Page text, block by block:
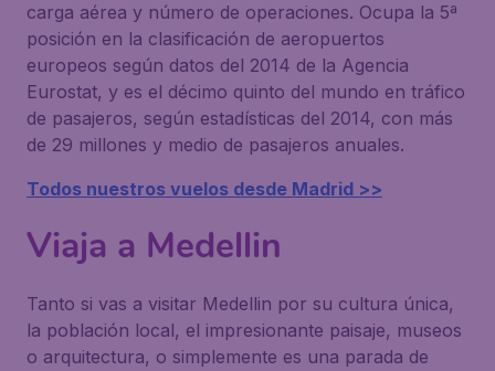
carga aérea y número de operaciones. Ocupa la 5ª
posición en la clasificación de aeropuertos
europeos según datos del 2014 de la Agencia
Eurostat, y es el décimo quinto del mundo en tráfico
de pasajeros, según estadísticas del 2014, con más
de 29 millones y medio de pasajeros anuales.
Todos nuestros vuelos desde Madrid >>
Viaja a Medellin
Tanto si vas a visitar Medellin por su cultura única,
la población local, el impresionante paisaje, museos
o arquitectura, o simplemente es una parada de